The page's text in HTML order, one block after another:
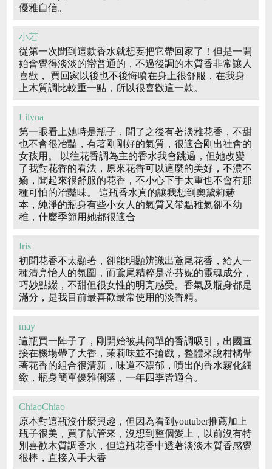
優雅自信。
小若
從第一次聞到這款香水就想要把它帶回家了！但是一開
始會覺得淡淡的蠻普通的，不過後調的木質香非常讓人
喜歡， 買回家以後也不後悔噴在身上很舒服，在我身
上木質調比較重一點，所以很喜歡這一款。
Lilyna
第一眼看上她時是瓶子，聞了之後有著淡雅花香，不甜
也不會很冶豔，有著剛剛好的氣質，很適合剛出社會的
女孩用。 以往花香調為主的香水我會跳過，但她改變
了我對花香的看法，原來花香可以這麼的美好，不濃不
嬌，聞起來很舒服的花香，不小心下手太重也不會有那
種可怕的冶豔味。 這瓶香水真的讓我想到奧黛莉赫
本，純淨的瓶身有些小女人的氣質又帶點稚氣卻不幼
稚，什麼季節用她都很適合
Iris
初聞花香不太顯著，卻能明顯辨識出鳶尾花香，給人一
種清亮怡人的氛圍，而鳶尾精粹是蒂芬妮的靈魂成分，
巧妙點綴，不甜但很女性的明亮感受。香氣及瓶身都是
滿分，是我目前最喜歡最常使用的淡香精。
may
這瓶買一陣子了，剛開始被其簡單的香調吸引，出國直
接在機場帶了大香，茉莉味並不搶戲，整體來說柑橘帶
著花香的組合很清新，味道不濃郁，噴出的香水霧化細
緻，瓶身簡單優雅俐落，一年四季皆適合。
ChiaoChiao
原本對這瓶沒什麼興趣，但因為看到youtuber推薦加上
瓶子很美，買了試管來，沒想到整個愛上，以前沒有特
別喜歡木質調香水，但這瓶花香中透著淡淡木質香感覺
很棒，直接入手大香